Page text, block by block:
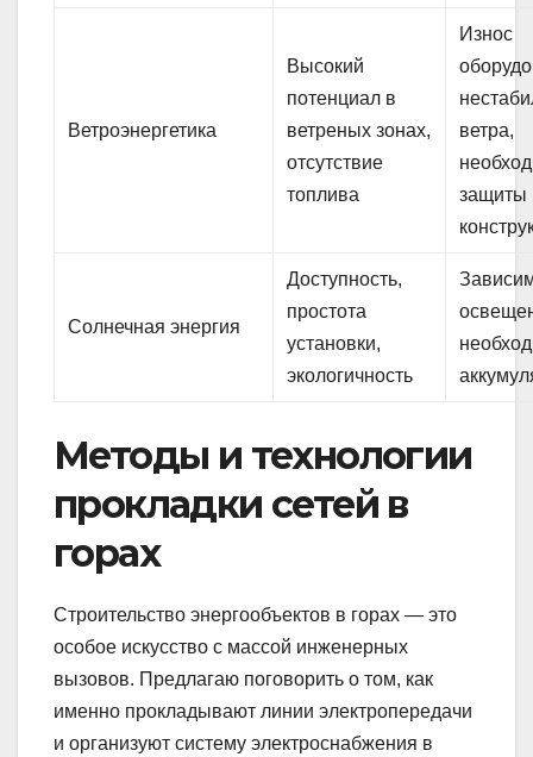
Ветроэнергетика
Высокий
потенциал в
ветреных зонах,
отсутствие
топлива
Износ
ветра,
защиты
Солнечная энергия
Доступность,
простота
установки,
экологичность
Методы и технологии
прокладки сетей в
горах
Строительство энергообъектов в горах — это
особое искусство с массой инженерных
вызовов. Предлагаю поговорить о том, как
именно прокладывают линии электропередачи
и организуют систему электроснабжения в